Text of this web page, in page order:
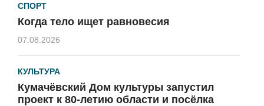
СПОРТ
Когда тело ищет равновесия
07.08.2026
КУЛЬТУРА
Кумачёвский Дом культуры запустил
проект к 80-летию области и посёлка